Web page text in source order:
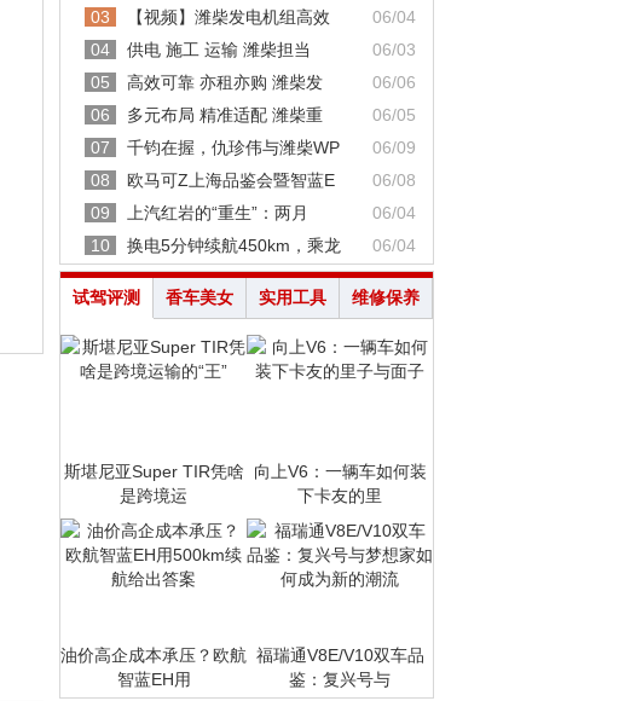
03
【视频】潍柴发电机组高效
06/04
04
供电 施工 运输 潍柴担当
06/03
05
高效可靠 亦租亦购 潍柴发
06/06
06
多元布局 精准适配 潍柴重
06/05
07
千钧在握，仇珍伟与潍柴WP
06/09
08
欧马可Z上海品鉴会暨智蓝E
06/08
09
上汽红岩的“重生”：两月
06/04
10
换电5分钟续航450km，乘龙 06/04
试驾评测 香车美女 实用工具 维修保养
斯堪尼亚Super TIR凭啥
是跨境运
向上V6：一辆车如何装
下卡友的里
油价高企成本承压？欧航
智蓝EH用
福瑞通V8E/V10双车品
鉴：复兴号与